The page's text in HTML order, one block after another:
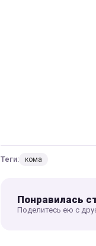
Теги: кома
Понравилась
Поделитесь ею с